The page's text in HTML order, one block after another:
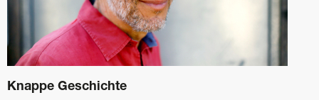
Knappe Geschichte